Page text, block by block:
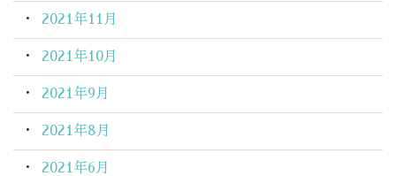
2021年11月
2021年10月
2021年9月
2021年8月
2021年6月